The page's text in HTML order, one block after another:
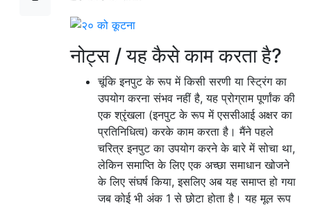
नोट्स / यह कैसे काम करता है?
चूंकि इनपुट के रूप में किसी सरणी या स्ट्रिंग का
उपयोग करना संभव नहीं है, यह प्रोग्राम पूर्णांक की
एक श्रृंखला (इनपुट के रूप में एससीआई अक्षर का
प्रतिनिधित्व) करके काम करता है। मैंने पहले
चरित्र इनपुट का उपयोग करने के बारे में सोचा था,
लेकिन समाप्ति के लिए एक अच्छा समाधान खोजने
के लिए संघर्ष किया, इसलिए अब यह समाप्त हो गया
जब कोई भी अंक 1 से छोटा होता है। यह मूल रूप